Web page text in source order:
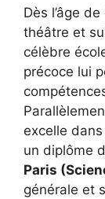
Dès l’âge
théâtre et
célèbre
précoce lui
excelle
un diplôme
Paris
générale et